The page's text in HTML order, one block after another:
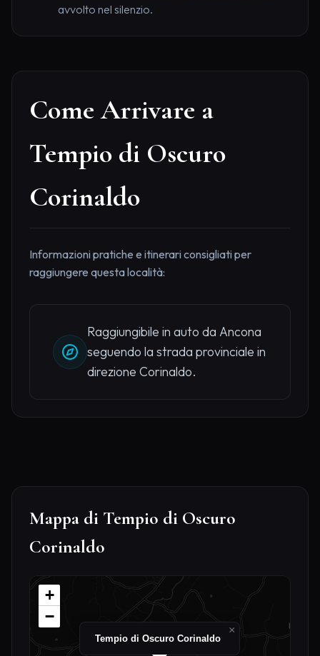
avvolto nel silenzio.
Come Arrivare a
Tempio di Oscuro
Corinaldo
Informazioni pratiche e itinerari consigliati per
raggiungere questa località:
Raggiungibile in auto da Ancona
seguendo la strada provinciale in
direzione Corinaldo.
Mappa di Tempio di Oscuro
Corinaldo
Tempio di Oscuro Corinaldo
×
+
−